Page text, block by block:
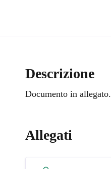
Descrizione
Documento in allegato.
Allegati